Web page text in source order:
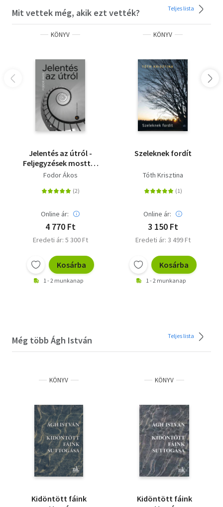
Mit vettek még, akik ezt vették? Teljes lista
KÖNYV
Jelentés az útról -
Feljegyzések mosttól
mostig
Fodor Ákos
Online ár:
4 770 Ft
Eredeti ár: 5 300 Ft
Kosárba
1 - 2 munkanap
KÖNYV
Szeleknek fordít
Tóth Krisztina
Online ár:
3 150 Ft
Eredeti ár: 3 499 Ft
Kosárba
1 - 2 munkanap
Még több Ágh István Teljes lista
KÖNYV
Kidöntött fáink
KÖNYV
Kidöntött fáink